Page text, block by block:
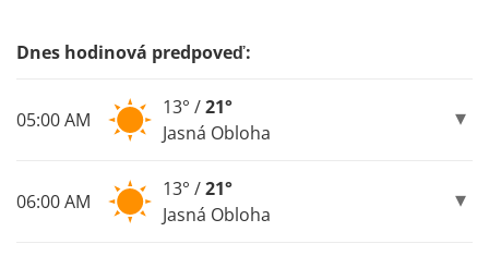
Dnes hodinová predpoveď:
05:00 AM
13° /21°
Jasná Obloha
06:00 AM
13° /21°
Jasná Obloha